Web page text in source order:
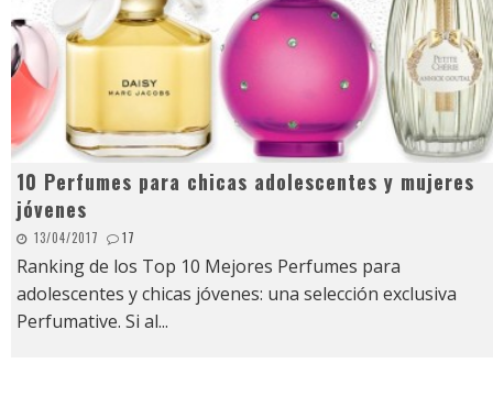
10 Perfumes para chicas adolescentes y mujeres
jóvenes
13/04/2017 17
Ranking de los Top 10 Mejores Perfumes para
adolescentes y chicas jóvenes: una selección exclusiva
Perfumative. Si al...